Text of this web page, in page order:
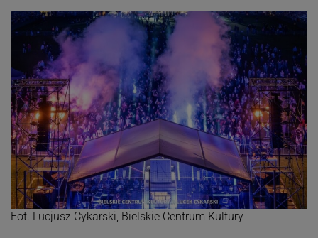
Fot. Lucjusz Cykarski, Bielskie Centrum Kultury